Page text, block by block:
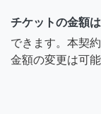
チケットの金額
できます。本契
金額の変更は可能